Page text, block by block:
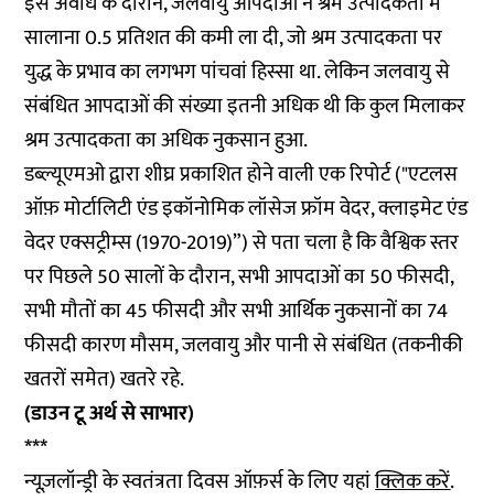
सालाना 0.5 प्रतिशत की कमी ला दी, जो श्रम उत्पादकता पर
युद्ध के प्रभाव का लगभग पांचवां हिस्सा था. लेकिन जलवायु से
संबंधित आपदाओं की संख्या इतनी अधिक थी कि कुल मिलाकर
श्रम उत्पादकता का अधिक नुकसान हुआ.
डब्ल्यूएमओ द्वारा शीघ्र प्रकाशित होने वाली एक रिपोर्ट ("एटलस
ऑफ़ मोर्टालिटी एंड इकॉनोमिक लॉसेज फ्रॉम वेदर, क्लाइमेट एंड
वेदर एक्सट्रीम्स (1970-2019)”) से पता चला है कि वैश्विक स्तर
पर पिछले 50 सालों के दौरान, सभी आपदाओं का 50 फीसदी,
सभी मौतों का 45 फीसदी और सभी आर्थिक नुकसानों का 74
फीसदी कारण मौसम, जलवायु और पानी से संबंधित (तकनीकी
खतरों समेत) खतरे रहे.
(डाउन टू अर्थ से साभार)
***
न्यूज़लॉन्ड्री के स्वतंत्रता दिवस ऑफ़र्स के लिए यहांक्लिक करें.